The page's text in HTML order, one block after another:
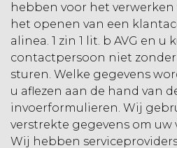
hebben voor het
het openen van een
alinea. 1 zin 1 lit. b AVG en u
contactpersoon niet
sturen. Welke gegevens
u aflezen aan de hand van
invoerformulieren. Wij
verstrekte gegevens om uw
Wij hebben